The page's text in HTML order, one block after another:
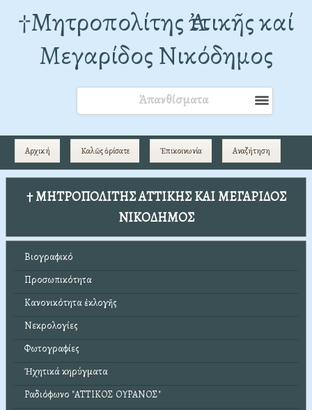
†Mητροπολίτης Ἀττικῆς καί
Μεγαρίδος Νικόδημος
Ἀπανθίσματα
Αρχική Καλῶς ὁρίσατε Ἐπικοινωνία Αναζήτηση
† ΜΗΤΡΟΠΟΛΙΤΗΣ ΑΤΤΙΚΗΣ ΚΑΙ ΜΕΓΑΡΙΔΟΣ
ΝΙΚΟΔΗΜΟΣ
Βιογραφικό
Προσωπικότητα
Κανονικότητα ἐκλογῆς
Νεκρολογίες
Φωτογραφίες
Ἠχητικά κηρύγματα
Ραδιόφωνο "ΑΤΤΙΚΟΣ ΟΥΡΑΝΟΣ"